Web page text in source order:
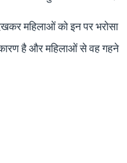
महिलाओं को इन पर भरोसा
है और महिलाओं से वह गहने